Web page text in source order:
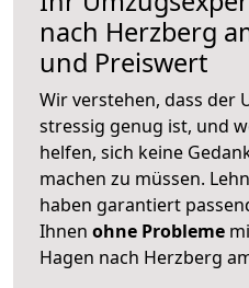
nach Herzberg
und Preiswert
Wir verstehen, dass der
stressig genug ist, und
helfen, sich keine
machen zu müssen.
haben garantiert
Ihnen ohne Probleme
Hagen nach Herzberg